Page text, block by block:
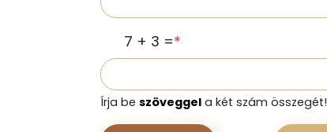
7 + 3 =*
Írja be szöveggela két szám összegét!